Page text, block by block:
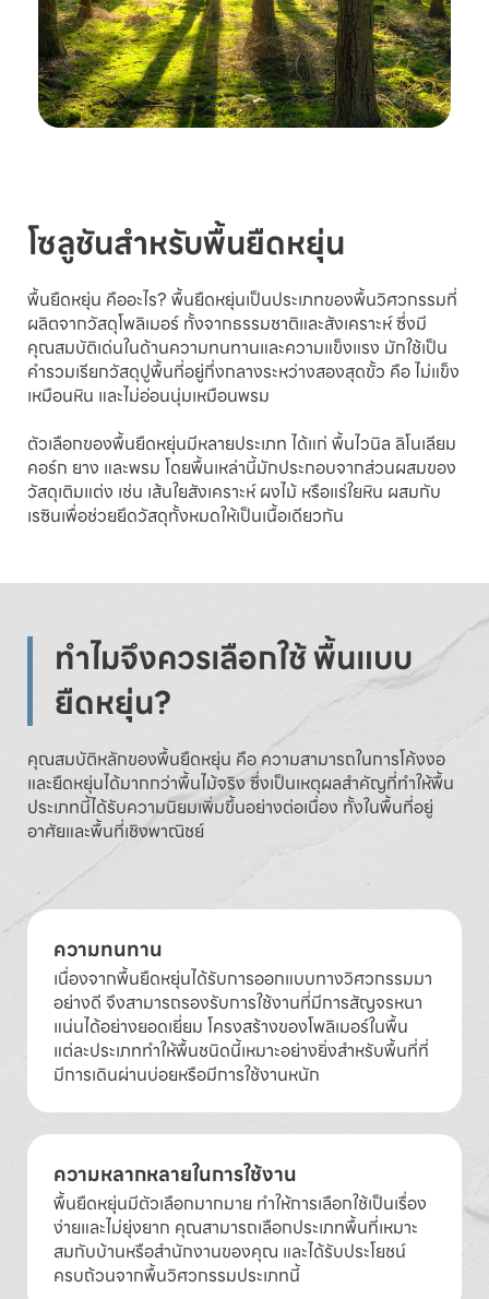
โซลูชันสำหรับพื้นยืดหยุ่น
พื้นยืดหยุ่น คืออะไร? พื้นยืดหยุ่นเป็นประเภทของพื้นวิศวกรรมที่
ผลิตจากวัสดุโพลิเมอร์ ทั้งจากธรรมชาติและสังเคราะห์ ซึ่งมี
คุณสมบัติเด่นในด้านความทนทานและความแข็งแรง มักใช้เป็น
คำรวมเรียกวัสดุปูพื้นที่อยู่กึ่งกลางระหว่างสองสุดขั้ว คือ ไม่แข็ง
เหมือนหิน และไม่อ่อนนุ่มเหมือนพรม
ตัวเลือกของพื้นยืดหยุ่นมีหลายประเภท ได้แก่ พื้นไวนิล ลิโนเลียม
คอร์ก ยาง และพรม โดยพื้นเหล่านี้มักประกอบจากส่วนผสมของ
วัสดุเติมแต่ง เช่น เส้นใยสังเคราะห์ ผงไม้ หรือแร่ใยหิน ผสมกับ
เรซินเพื่อช่วยยึดวัสดุทั้งหมดให้เป็นเนื้อเดียวกัน
ทำไมจึงควรเลือกใช้ พื้นแบบ
ยืดหยุ่น?
คุณสมบัติหลักของพื้นยืดหยุ่น คือ ความสามารถในการโค้งงอ
และยืดหยุ่นได้มากกว่าพื้นไม้จริง ซึ่งเป็นเหตุผลสำคัญที่ทำให้พื้น
ประเภทนี้ได้รับความนิยมเพิ่มขึ้นอย่างต่อเนื่อง ทั้งในพื้นที่อยู่
อาศัยและพื้นที่เชิงพาณิชย์
ความทนทาน
เนื่องจากพื้นยืดหยุ่นได้รับการออกแบบทางวิศวกรรมมา
อย่างดี จึงสามารถรองรับการใช้งานที่มีการสัญจรหนา
แน่นได้อย่างยอดเยี่ยม โครงสร้างของโพลิเมอร์ในพื้น
แต่ละประเภททำให้พื้นชนิดนี้เหมาะอย่างยิ่งสำหรับพื้นที่ที่
มีการเดินผ่านบ่อยหรือมีการใช้งานหนัก
ความหลากหลายในการใช้งาน
พื้นยืดหยุ่นมีตัวเลือกมากมาย ทำให้การเลือกใช้เป็นเรื่อง
ง่ายและไม่ยุ่งยาก คุณสามารถเลือกประเภทพื้นที่เหมาะ
สมกับบ้านหรือสำนักงานของคุณ และได้รับประโยชน์
ครบถ้วนจากพื้นวิศวกรรมประเภทนี้